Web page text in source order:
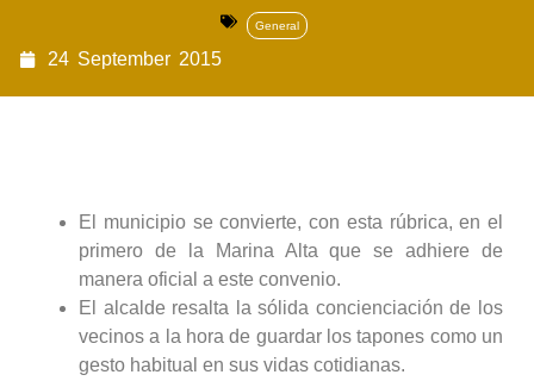
General
24 September 2015
El municipio se convierte, con esta rúbrica, en el
primero de la Marina Alta que se adhiere de
manera oficial a este convenio.
El alcalde resalta la sólida concienciación de los
vecinos a la hora de guardar los tapones como un
gesto habitual en sus vidas cotidianas.